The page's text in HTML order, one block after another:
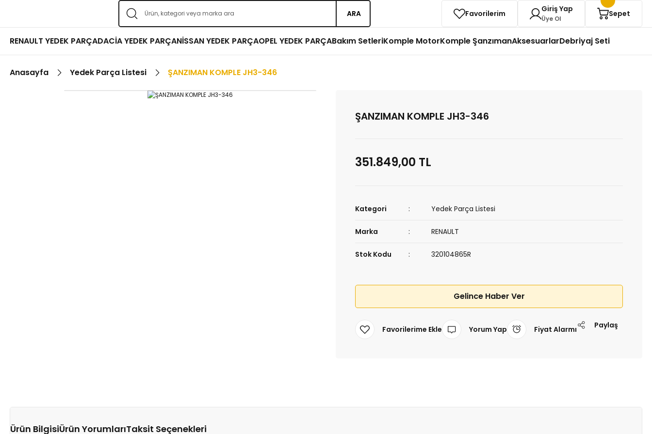
ARA Favorilerim Giriş Yap
Üye Ol
Sepet
RENAULT YEDEK PARÇADACİA YEDEK PARÇANİSSAN YEDEK PARÇAOPEL YEDEK PARÇABakım SetleriKomple MotorKomple ŞanzımanAksesuarlarDebriyaj Seti
Anasayfa Yedek Parça Listesi ŞANZIMAN KOMPLE JH3-346
ŞANZIMAN KOMPLE JH3-346
351.849,00 TL
Kategori Yedek Parça Listesi
Marka RENAULT
Stok Kodu 320104865R
Gelince Haber Ver
Yorum Yap Fiyat Alarmı Paylaş
Ürün BilgisiÜrün YorumlarıTaksit Seçenekleri